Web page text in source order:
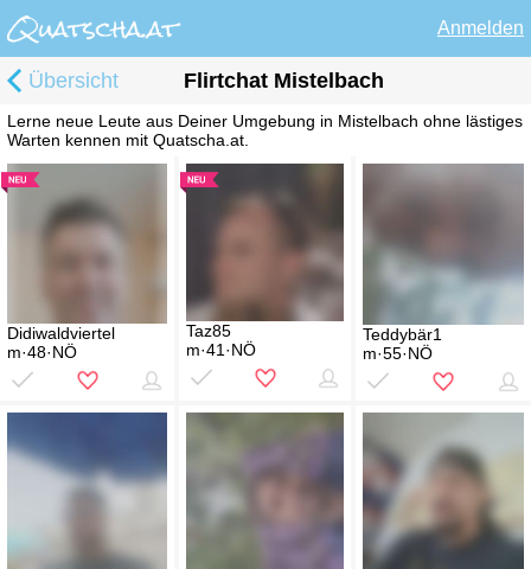
Anmelden
Übersicht Flirtchat Mistelbach
Lerne neue Leute aus Deiner Umgebung in Mistelbach ohne lästiges
Warten kennen mit Quatscha.at.
Didiwaldviertel
m·48·NÖ
Taz85
m·41·NÖ
Teddybär1
m·55·NÖ